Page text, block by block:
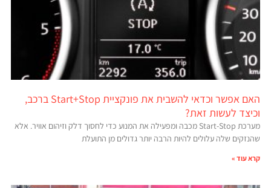
האם אפשר וכדאי להשבית את פונקציית Start+Stop ברכב,
וכיצד לעשות זאת?
מערכת Start-Stop מכבה ומפעילה את המנוע כדי לחסוך דלק וזיהום אוויר. אלא
שהנזקים שלה עלולים להיות הרבה יותר גדולים מן התועלת
קרא עוד »